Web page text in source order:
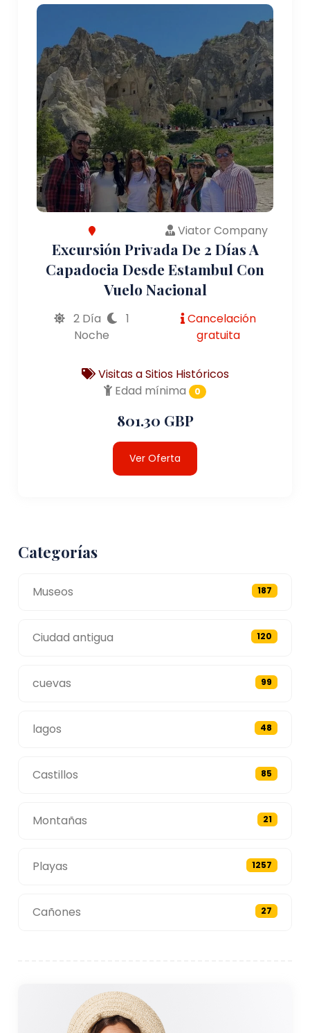
Viator Company
Excursión Privada De 2 Días A
Capadocia Desde Estambul Con
Vuelo Nacional
2 Día
1
Noche
Cancelación
gratuita
Visitas a Sitios Históricos
Edad mínima
0
801.30 GBP
Ver Oferta
Categorías
Museos 187
Ciudad antigua 120
cuevas 99
lagos 48
Castillos 85
Montañas 21
Playas 1257
Cañones 27